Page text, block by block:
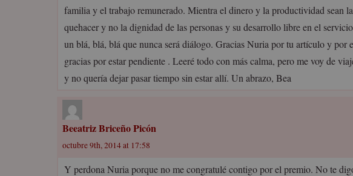
familia y el trabajo remunerado. Mientra el dinero y la productividad sean
quehacer y no la dignidad de las personas y su desarrollo libre en el
un blá, blá, blá que nunca será diálogo. Gracias Nuria por tu artículo y por
gracias por estar pendiente . Leeré todo con más calma, pero me voy de
y no quería dejar pasar tiempo sin estar allí. Un abrazo, Bea
Beeatriz Briceño Picón
octubre 9th, 2014 at 17:58
Y perdona Nuria porque no me congratulé contigo por el premio. No te